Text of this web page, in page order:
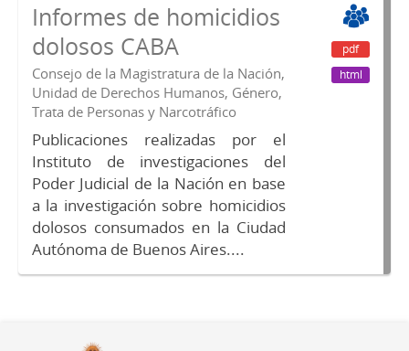
Informes de homicidios
dolosos CABA
Consejo de la Magistratura de la Nación,
Unidad de Derechos Humanos, Género,
Trata de Personas y Narcotráfico
Publicaciones realizadas por el
Instituto de investigaciones del
Poder Judicial de la Nación en base
a la investigación sobre homicidios
dolosos consumados en la Ciudad
Autónoma de Buenos Aires....
pdf
html